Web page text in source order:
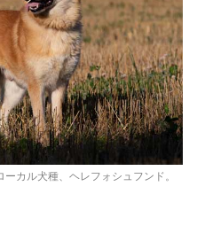
カル犬種、ヘレフォシュフンド。